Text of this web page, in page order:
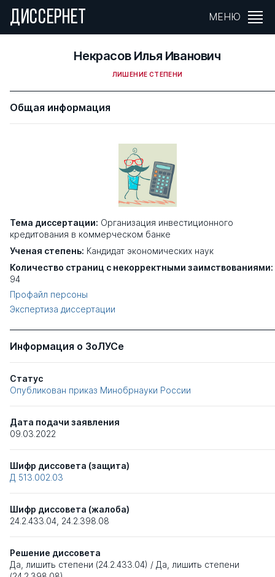
ДИССЕРНЕТ МЕНЮ
Некрасов Илья Иванович
ЛИШЕНИЕ СТЕПЕНИ
Общая информация
Тема диссертации: Организация инвестиционного
кредитования в коммерческом банке
Ученая степень: Кандидат экономических наук
Количество страниц с некорректными заимствованиями:
94
Профайл персоны
Экспертиза диссертации
Информация о ЗоЛУСе
Статус
Опубликован приказ Минобрнауки России
Дата подачи заявления
09.03.2022
Шифр диссовета (защита)
Д 513.002.03
Шифр диссовета (жалоба)
24.2.433.04 24.2.398.08
Решение диссовета
Да, лишить степени (24.2.433.04) / Да, лишить степени